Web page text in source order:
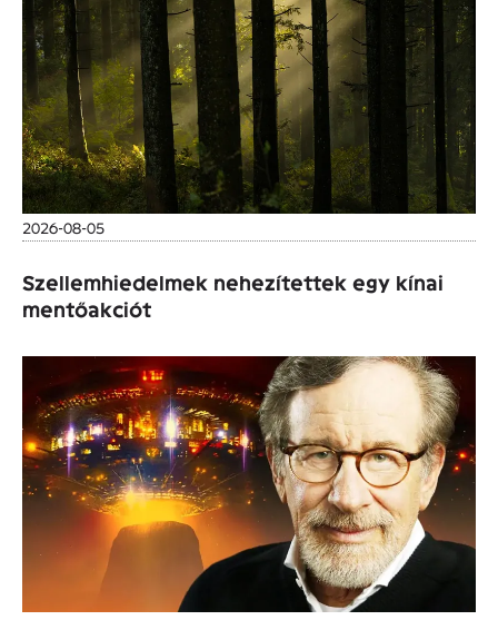
2026-08-05
Szellemhiedelmek nehezítettek egy kínai
mentőakciót